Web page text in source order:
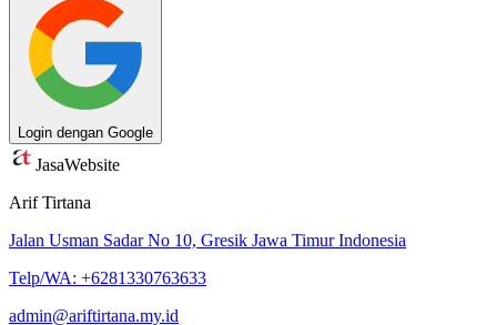
Login dengan Google
JasaWebsite
Arif Tirtana
Jalan Usman Sadar No 10, Gresik Jawa Timur Indonesia
Telp/WA: +6281330763633
admin@ariftirtana.my.id